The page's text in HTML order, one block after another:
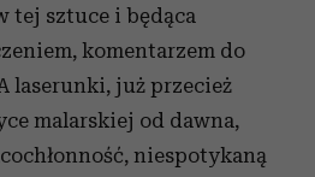
tej sztuce i będąca
komentarzem do
laserunki, już przecież
malarskiej od dawna,
niespotykaną